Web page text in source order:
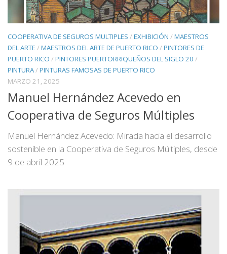
COOPERATIVA DE SEGUROS MULTIPLES /EXHIBICIÓN /MAESTROS
DEL ARTE /MAESTROS DEL ARTE DE PUERTO RICO /PINTORES DE
PUERTO RICO /PINTORES PUERTORRIQUEÑOS DEL SIGLO 20 /
PINTURA/PINTURAS FAMOSAS DE PUERTO RICO
MARZO 21, 2025
Manuel Hernández Acevedo en
Cooperativa de Seguros Múltiples
Manuel Hernández Acevedo: Mirada hacia el desarrollo
sostenible en la Cooperativa de Seguros Múltiples, desde
9 de abril 2025